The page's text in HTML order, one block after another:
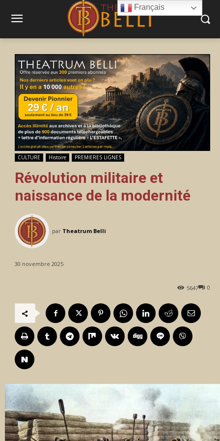
CULTURE Histoire PREMIERES LIGNES
Révolution militaire et
naissance de la modernité
par Theatrum Belli
30 novembre 2025
0
5647
Français